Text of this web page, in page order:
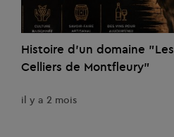
Histoire d'un domaine "Les
Celliers de Montfleury"
il y a 2 mois